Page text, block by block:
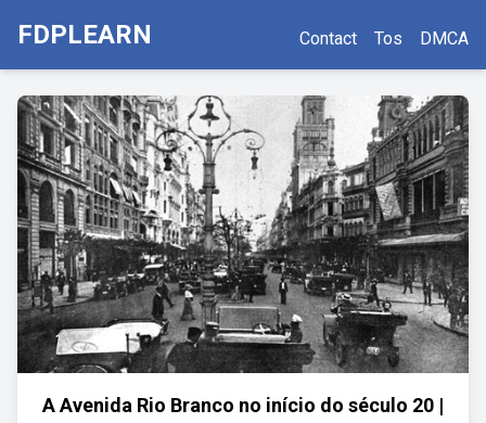
FDPLEARN Contact Tos DMCA
A Avenida Rio Branco no início do século 20 |